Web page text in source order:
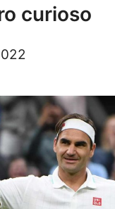
curioso